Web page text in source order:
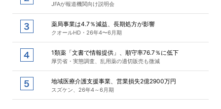
JFAが報道機関向け説明会
薬局事業は4.7％減益、長期処方が影響
クオールHD・26年4〜6月期
1類薬「文書で情報提供」、順守率76.7％に低下
厚労省・実態調査、乱用薬の適切販売も微減
地域医療介護支援事業、営業損失2億2900万円
スズケン、26年4～6月期